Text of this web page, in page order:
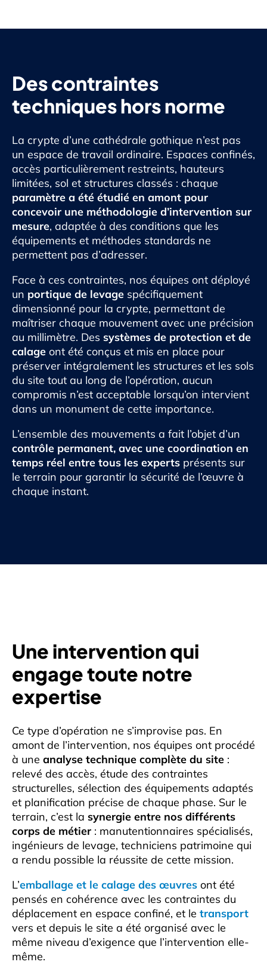
Des contraintes
techniques hors norme
La crypte d’une cathédrale gothique n’est pas
un espace de travail ordinaire. Espaces confinés,
accès particulièrement restreints, hauteurs
limitées, sol et structures classés : chaque
paramètre a été étudié en amont pour
concevoir une méthodologie d’intervention sur
mesure, adaptée à des conditions que les
équipements et méthodes standards ne
permettent pas d’adresser.
Face à ces contraintes, nos équipes ont déployé
un portique de levage spécifiquement
dimensionné pour la crypte, permettant de
maîtriser chaque mouvement avec une précision
au millimètre. Des systèmes de protection et de
calage ont été conçus et mis en place pour
préserver intégralement les structures et les sols
du site tout au long de l’opération, aucun
compromis n’est acceptable lorsqu’on intervient
dans un monument de cette importance.
L’ensemble des mouvements a fait l’objet d’un
contrôle permanent, avec une coordination en
temps réel entre tous les experts présents sur
le terrain pour garantir la sécurité de l’œuvre à
chaque instant.
Une intervention qui
engage toute notre
expertise
Ce type d’opération ne s’improvise pas. En
amont de l’intervention, nos équipes ont procédé
à une analyse technique complète du site :
relevé des accès, étude des contraintes
structurelles, sélection des équipements adaptés
et planification précise de chaque phase. Sur le
terrain, c’est la synergie entre nos différents
corps de métier : manutentionnaires spécialisés,
ingénieurs de levage, techniciens patrimoine qui
a rendu possible la réussite de cette mission.
L’emballage et le calage des œuvres ont été
pensés en cohérence avec les contraintes du
déplacement en espace confiné, et le transport
vers et depuis le site a été organisé avec le
même niveau d’exigence que l’intervention elle-
même.